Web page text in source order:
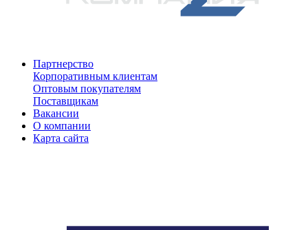
Партнерство
Корпоративным клиентам
Оптовым покупателям
Поставщикам
Вакансии
О компании
Карта сайта